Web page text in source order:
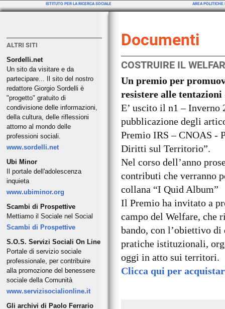
ISTITUTO PER LA RICERCA SOCIALE AREA POLITICHE
Documenti
COSTRUIRE IL
Un premio per
resistere alle tentazioni
E’ uscito il n1 – Inverno
pubblicazione degli
Premio IRS – CNOAS -
Diritti sul Territorio”.
Nel corso dell’anno
contributi che verranno
collana “I Quid Album”
Il Premio ha invitato a
campo del Welfare, che
bando, con l’obiettivo
pratiche istituzionali,
oggi in atto sui territori.
Clicca qui per
ALTRI SITI
Sordelli.net
Un sito da visitare e da
partecipare... Il sito del nostro
redattore Giorgio Sordelli è
"progetto" gratuito di
condivisione delle informazioni,
della cultura, delle riflessioni
attorno al mondo delle
professioni sociali.
www.sordelli.net
Ubi Minor
Il portale dell'adolescenza
inquieta
www.ubiminor.org
Scambi di Prospettive
Mettiamo il Sociale nel Social
Scambi di Prospettive
S.O.S. Servizi Sociali On Line
Portale di servizio sociale
professionale, per contribuire
alla promozione del benessere
sociale della Comunità
www.servizisocialionline.it
Gli archivi di Paolo Ferrario